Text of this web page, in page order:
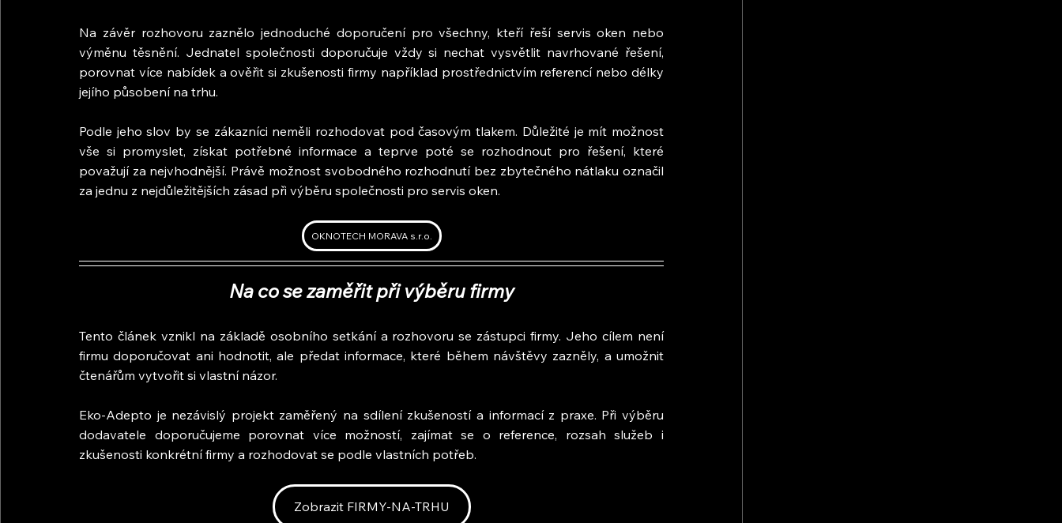
Na závěr rozhovoru zaznělo jednoduché doporučení pro všechny, kteří řeší servis oken nebo
výměnu těsnění. Jednatel společnosti doporučuje vždy si nechat vysvětlit navrhované řešení,
porovnat více nabídek a ověřit si zkušenosti firmy například prostřednictvím referencí nebo délky
jejího působení na trhu.
Podle jeho slov by se zákazníci neměli rozhodovat pod časovým tlakem. Důležité je mít možnost
vše si promyslet, získat potřebné informace a teprve poté se rozhodnout pro řešení, které
považují za nejvhodnější. Právě možnost svobodného rozhodnutí bez zbytečného nátlaku označil
za jednu z nejdůležitějších zásad při výběru společnosti pro servis oken.
OKNOTECH MORAVA s.r.o.
Na co se zaměřit při výběru firmy
Tento článek vznikl na základě osobního setkání a rozhovoru se zástupci firmy. Jeho cílem není
firmu doporučovat ani hodnotit, ale předat informace, které během návštěvy zazněly, a umožnit
čtenářům vytvořit si vlastní názor.
Eko-Adepto je nezávislý projekt zaměřený na sdílení zkušeností a informací z praxe. Při výběru
dodavatele doporučujeme porovnat více možností, zajímat se o reference, rozsah služeb i
zkušenosti konkrétní firmy a rozhodovat se podle vlastních potřeb.
Zobrazit FIRMY-NA-TRHU